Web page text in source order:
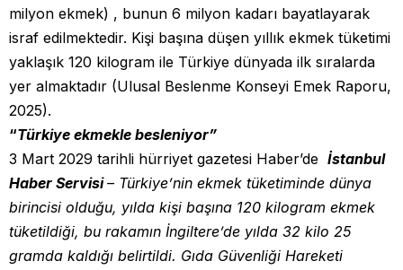
milyon ekmek) , bunun 6 milyon kadarı bayatlayarak
israf edilmektedir. Kişi başına düşen yıllık ekmek tüketimi
yaklaşık 120 kilogram ile Türkiye dünyada ilk sıralarda
yer almaktadır (Ulusal Beslenme Konseyi Emek Raporu,
2025).
“Türkiye ekmekle besleniyor”
3 Mart 2029 tarihli hürriyet gazetesi Haber’de İstanbul
Haber Servisi– Türkiye’nin ekmek tüketiminde dünya
birincisi olduğu, yılda kişi başına 120 kilogram ekmek
tüketildiği, bu rakamın İngiltere’de yılda 32 kilo 25
gramda kaldığı belirtildi. Gıda Güvenliği Hareketi